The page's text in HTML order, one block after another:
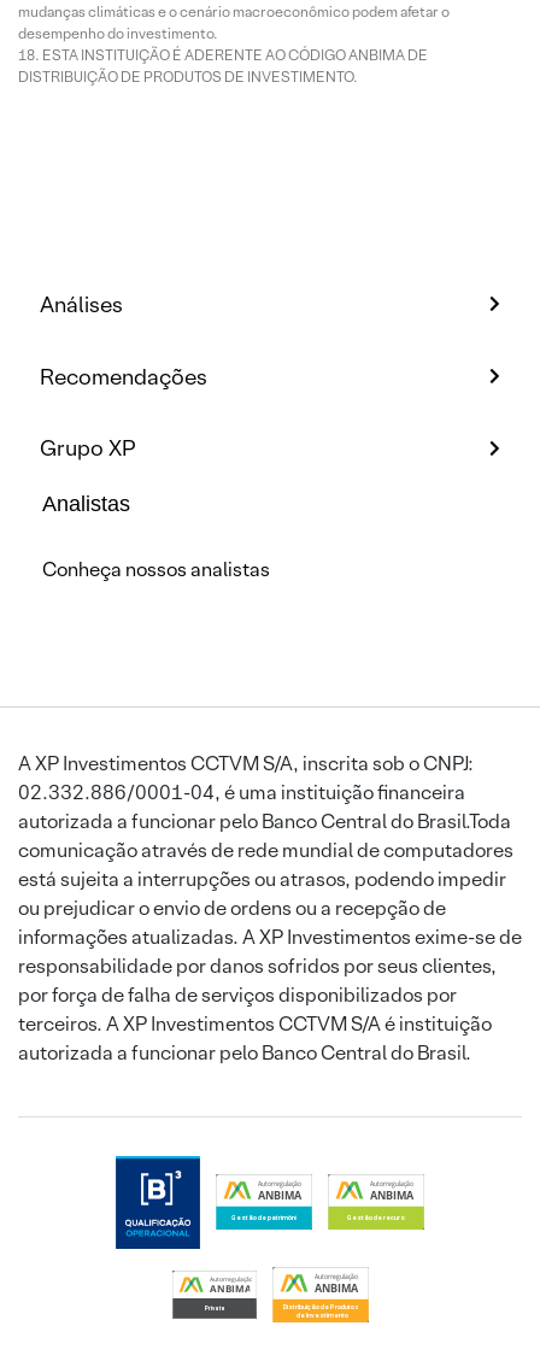
mudanças climáticas e o cenário macroeconômico podem afetar o
desempenho do investimento.
ESTA INSTITUIÇÃO É ADERENTE AO CÓDIGO ANBIMA DE
DISTRIBUIÇÃO DE PRODUTOS DE INVESTIMENTO.
Análises
Recomendações
Grupo XP
Analistas
Conheça nossos analistas
A XP Investimentos CCTVM S/A, inscrita sob o CNPJ:
02.332.886/0001-04, é uma instituição financeira
autorizada a funcionar pelo Banco Central do Brasil.Toda
comunicação através de rede mundial de computadores
está sujeita a interrupções ou atrasos, podendo impedir
ou prejudicar o envio de ordens ou a recepção de
informações atualizadas. A XP Investimentos exime-se de
responsabilidade por danos sofridos por seus clientes,
por força de falha de serviços disponibilizados por
terceiros. A XP Investimentos CCTVM S/A é instituição
autorizada a funcionar pelo Banco Central do Brasil.